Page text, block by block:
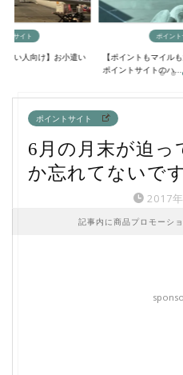
トサイト
しい人向け】お小遣い
ポイント
【ポイントもマイル
ポイントサイトのハ...
ポイントサイト
6月の月末が迫っ
か忘れてないで
2017
記事内に商品プロモーシ